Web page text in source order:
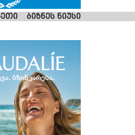
ბიზნეს ნიუსი